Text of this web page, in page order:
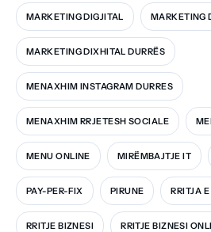
MARKETING DIGJITAL MARKETING
MARKETING DIXHITAL DURRËS
MENAXHIM INSTAGRAM DURRES
MENAXHIM RRJETESH SOCIALE
MENU ONLINE MIRËMBAJTJE IT
PAY-PER-FIX PIRUNE RRITJA
RRITJE BIZNESI RRITJE BIZNESI